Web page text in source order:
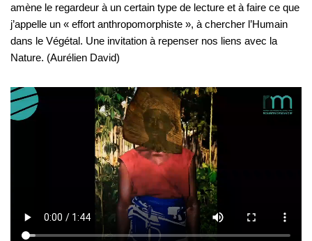
amène le regardeur à un certain type de lecture et à faire ce que
j’appelle un « effort anthropomorphiste », à chercher l’Humain
dans le Végétal. Une invitation à repenser nos liens avec la
Nature. (Aurélien David)